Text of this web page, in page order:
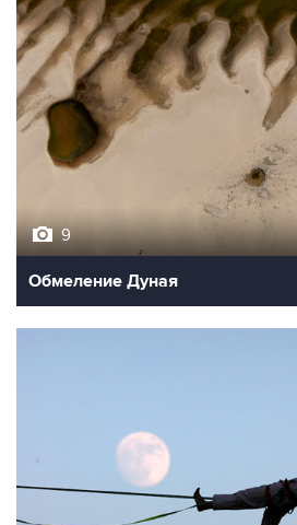
9
Обмеление Дуная